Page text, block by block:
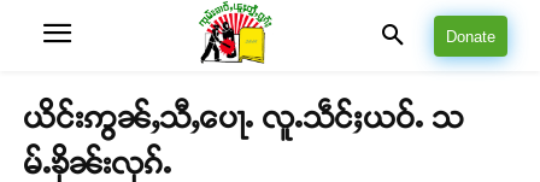
Donate
ယိင်းဢွၼ်ႇသီႇပေႃႉ လူႉသဵင်ႈယဝ်ႉ သ
မ်ႉၶိုၼ်းလုၵ်ႉ